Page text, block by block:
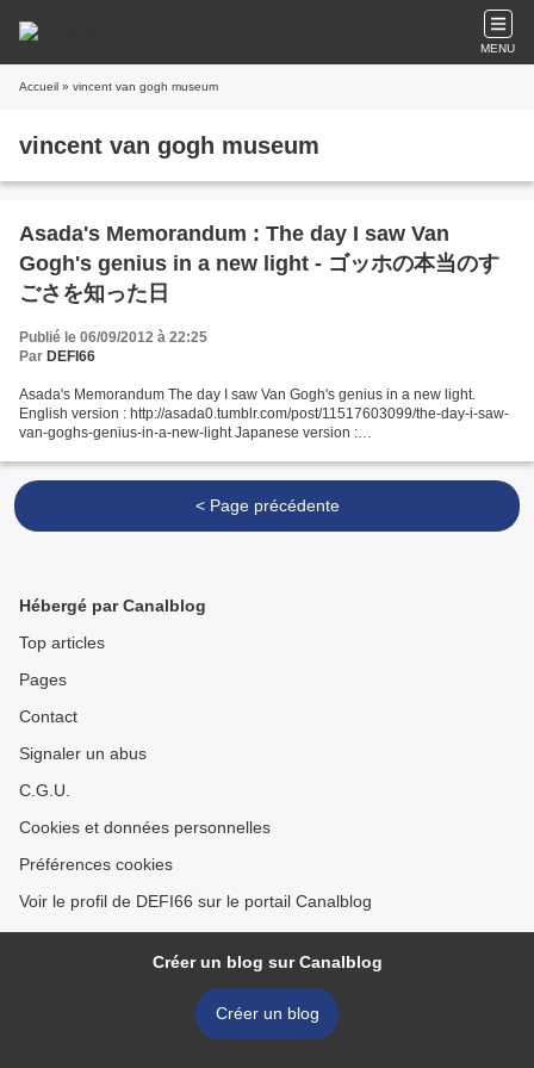
MENU
Accueil » vincent van gogh museum
vincent van gogh museum
Asada's Memorandum : The day I saw Van
Gogh's genius in a new light - ゴッホの本当のす
ごさを知った日
Publié le 06/09/2012 à 22:25
Par DEFI66
Asada's Memorandum The day I saw Van Gogh's genius in a new light.
English version : http://asada0.tumblr.com/post/11517603099/the-day-i-saw-
van-goghs-genius-in-a-new-light Japanese version :
< Page précédente
Hébergé par Canalblog
Top articles
Pages
Contact
Signaler un abus
C.G.U.
Cookies et données personnelles
Préférences cookies
Voir le profil de DEFI66 sur le portail Canalblog
Créer un blog sur Canalblog
Créer un blog